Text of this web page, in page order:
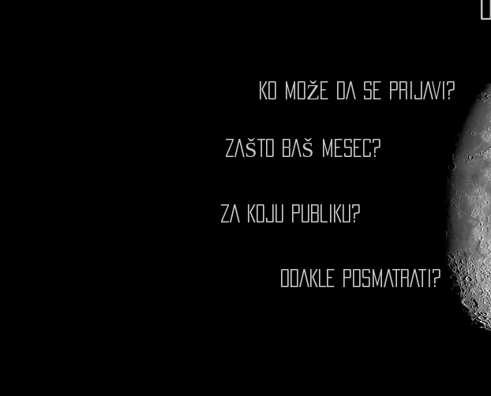
KO MOŽE DA SE PRIJAVI?
ZAŠTO BAŠ MESEC?
ZA KOJU PUBLIKU?
ODAKLE POSMATRATI?